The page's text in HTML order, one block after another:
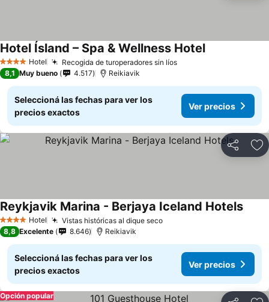
4 EstrellasHotel Recogida de turoperadores sin líos
Hotel Ísland – Spa & Wellness Hotel
8,1 Muy bueno 4.517 Reikiavik
Seleccioná las fechas para ver los
precios exactos
Ver precios
Compartir
4 EstrellasHotel Vistas históricas al dique seco
Reykjavik Marina - Berjaya Iceland Hotels
8,8 Excelente 8.646 Reikiavik
Seleccioná las fechas para ver los
precios exactos
Ver precios
Opción popular